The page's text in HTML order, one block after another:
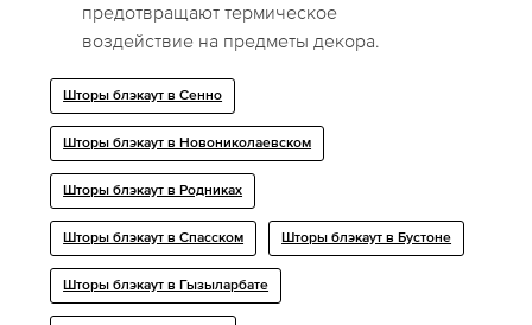
предотвращают термическое
воздействие на предметы декора.
Шторы блэкаут в Сенно
Шторы блэкаут в Новониколаевском
Шторы блэкаут в Родниках
Шторы блэкаут в Спасском Шторы блэкаут в Бустоне
Шторы блэкаут в Гызыларбате